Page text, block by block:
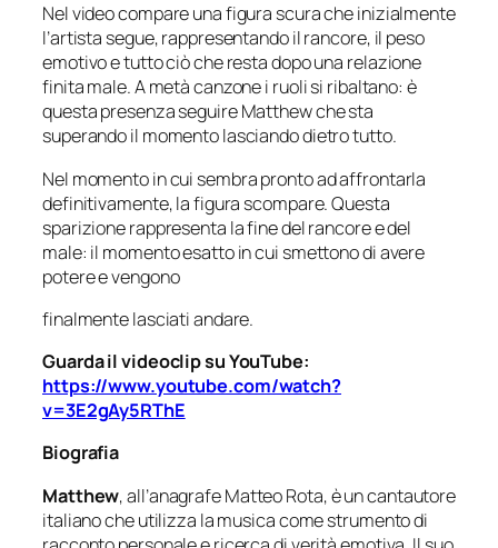
Nel video compare una figura scura che inizialmente
l’artista segue, rappresentando il rancore, il peso
emotivo e tutto ciò che resta dopo una relazione
finita male. A metà canzone i ruoli si ribaltano: è
questa presenza seguire Matthew che sta
superando il momento lasciando dietro tutto.
Nel momento in cui sembra pronto ad affrontarla
definitivamente, la figura scompare. Questa
sparizione rappresenta la fine del rancore e del
male: il momento esatto in cui smettono di avere
potere e vengono
finalmente lasciati andare.
Guarda il videoclip su YouTube:
https://www.youtube.com/watch?
v=3E2gAy5RThE
Biografia
Matthew, all’anagrafe Matteo Rota, è un cantautore
italiano che utilizza la musica come strumento di